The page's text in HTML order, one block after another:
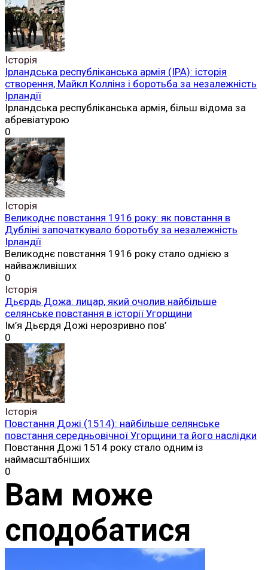
Історія
Ірландська республіканська армія (ІРА): історія
створення, Майкл Коллінз і боротьба за незалежність
Ірландії
Ірландська республіканська армія, більш відома за
абревіатурою
0
Історія
Великоднє повстання 1916 року: як повстання в
Дубліні започаткувало боротьбу за незалежність
Ірландії
Великоднє повстання 1916 року стало однією з
найважливіших
0
Історія
Дьєрдь Дожа: лицар, який очолив найбільше
селянське повстання в історії Угорщини
Ім’я Дьєрдя Дожі нерозривно пов’
0
Історія
Повстання Дожі (1514): найбільше селянське
повстання середньовічної Угорщини та його наслідки
Повстання Дожі 1514 року стало одним із
наймасштабніших
0
Вам може
сподобатися